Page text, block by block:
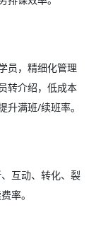
员，精细化管理
转介绍，低成本
满班/续班率。
互动、转化、裂
率。